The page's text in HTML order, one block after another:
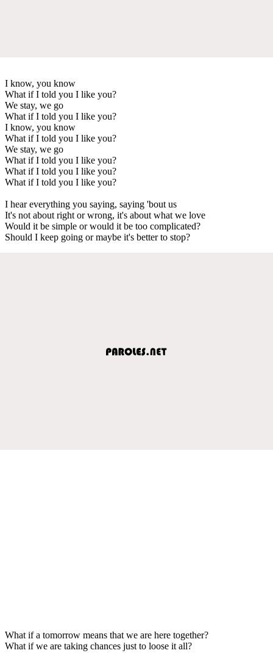
I know, you know
What if I told you I like you?
We stay, we go
What if I told you I like you?
I know, you know
What if I told you I like you?
We stay, we go
What if I told you I like you?
What if I told you I like you?
What if I told you I like you?
I hear everything you saying, saying 'bout us
It's not about right or wrong, it's about what we love
Would it be simple or would it be too complicated?
Should I keep going or maybe it's better to stop?
What if a tomorrow means that we are here together?
What if we are taking chances just to loose it all?